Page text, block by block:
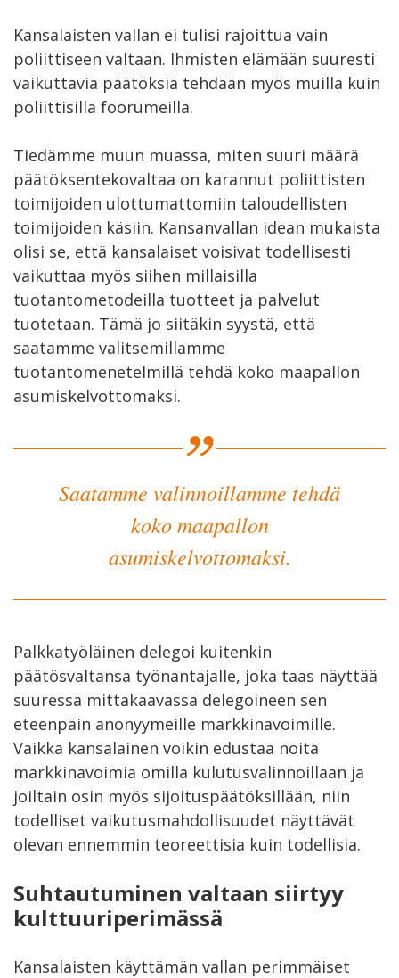
Kansalaisten vallan ei tulisi rajoittua vain
poliittiseen valtaan. Ihmisten elämään suuresti
vaikuttavia päätöksiä tehdään myös muilla kuin
poliittisilla foorumeilla.
Tiedämme muun muassa, miten suuri määrä
päätöksentekovaltaa on karannut poliittisten
toimijoiden ulottumattomiin taloudellisten
toimijoiden käsiin. Kansanvallan idean mukaista
olisi se, että kansalaiset voisivat todellisesti
vaikuttaa myös siihen millaisilla
tuotantometodeilla tuotteet ja palvelut
tuotetaan. Tämä jo siitäkin syystä, että
saatamme valitsemillamme
tuotantomenetelmillä tehdä koko maapallon
asumiskelvottomaksi.
Saatamme valinnoillamme tehdä
koko maapallon
asumiskelvottomaksi.
Palkkatyöläinen delegoi kuitenkin
päätösvaltansa työnantajalle, joka taas näyttää
suuressa mittakaavassa delegoineen sen
eteenpäin anonyymeille markkinavoimille.
Vaikka kansalainen voikin edustaa noita
markkinavoimia omilla kulutusvalinnoillaan ja
joiltain osin myös sijoituspäätöksillään, niin
todelliset vaikutusmahdollisuudet näyttävät
olevan ennemmin teoreettisia kuin todellisia.
Suhtautuminen valtaan siirtyy
kulttuuriperimässä
Kansalaisten käyttämän vallan perimmäiset